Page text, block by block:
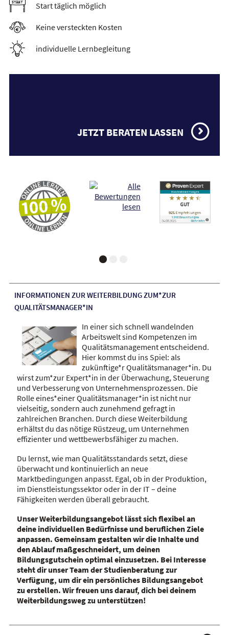
Start täglich möglich
Keine versteckten Kosten
individuelle Lernbegleitung
JETZT BERATEN LASSEN
INFORMATIONEN ZUR WEITERBILDUNG ZUM*ZUR
QUALITÄTSMANAGER*IN
In einer sich schnell wandelnden
Arbeitswelt sind Kompetenzen im
Qualitätsmanagement entscheidend.
Hier kommst du ins Spiel: als
zukünftige*r Qualitätsmanager*in. Du
wirst zum*zur Expert*in in der Überwachung, Steuerung
und Verbesserung von Unternehmensprozessen. Die
Rolle eines*einer Qualitätsmanager*in ist nicht nur
vielseitig, sondern auch zunehmend gefragt in
zahlreichen Branchen. Durch diese Weiterbildung
erhältst du das nötige Rüstzeug, um Unternehmen
effizienter und wettbewerbsfähiger zu machen.
Du lernst, wie man Qualitätsstandards setzt, diese
überwacht und kontinuierlich an neue
Marktbedingungen anpasst. Egal, ob in der Produktion,
im Dienstleistungssektor oder in der IT – deine
Fähigkeiten werden überall gebraucht.
Unser Weiterbildungsangebot lässt sich flexibel an
deine individuellen Bedürfnisse und beruflichen Ziele
anpassen. Gemeinsam gestalten wir die Inhalte und
den Ablauf maßgeschneidert, um deinen
Bildungsgutschein optimal einzusetzen. Bei Interesse
steht dir unser Team der Studienberatung zur
Verfügung, um dir ein persönliches Bildungsangebot
zu erstellen. Wir freuen uns darauf, dich bei deinem
Weiterbildungsweg zu unterstützen!